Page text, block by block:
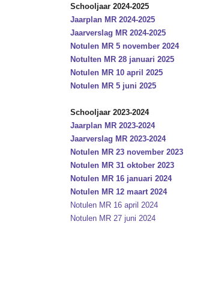
Schooljaar 2024-2025
Jaarplan MR 2024-2025
Jaarverslag MR 2024-2025
Notulen MR 5 november 2024
Notulten MR 28 januari 2025
Notulen MR 10 april 2025
Notulen MR 5 juni 2025
Schooljaar 2023-2024
Jaarplan MR 2023-2024
Jaarverslag MR 2023-2024
Notulen MR 23 november 2023
Notulen MR 31 oktober 2023
Notulen MR 16 januari 2024
Notulen MR 12 maart 2024
Notulen MR 16 april 2024
Notulen MR 27 juni 2024